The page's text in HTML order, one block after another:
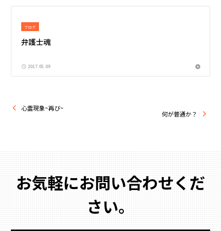
ブログ
弁護士魂
2017.05.09
心霊現象~再び~
何が普通か？
お気軽にお問い合わせくだ
さい。